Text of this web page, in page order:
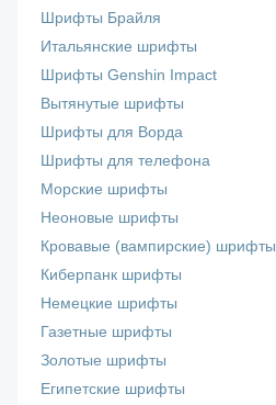
Шрифты Брайля
Итальянские шрифты
Шрифты Genshin Impact
Вытянутые шрифты
Шрифты для Ворда
Шрифты для телефона
Морские шрифты
Неоновые шрифты
Кровавые (вампирские) шрифты
Киберпанк шрифты
Немецкие шрифты
Газетные шрифты
Золотые шрифты
Египетские шрифты